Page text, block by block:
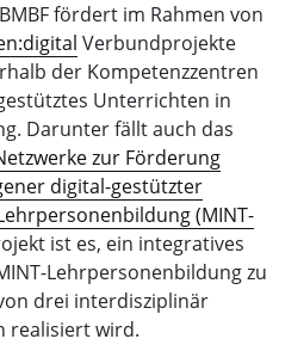
fördert im Rahmen von
Verbundprojekte
der Kompetenzzentren
Unterrichten in
Darunter fällt auch das
zur Förderung
digital-gestützter
(MINT-
ist es, ein integratives
Lehrpersonenbildung zu
drei interdisziplinär
realisiert wird.